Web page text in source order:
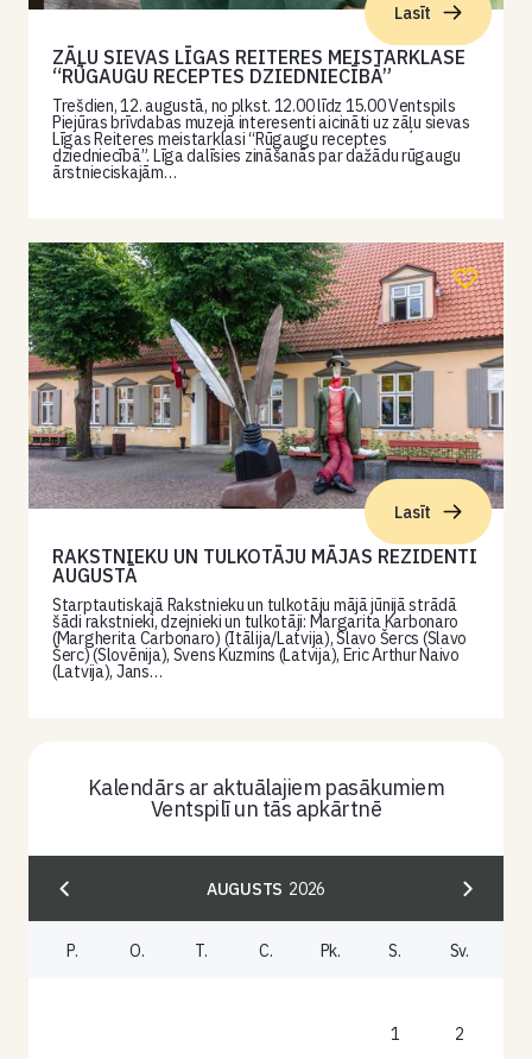
Lasīt
ZĀĻU SIEVAS LĪGAS REITERES MEISTARKLASE
“RŪGAUGU RECEPTES DZIEDNIECĪBĀ”
Trešdien, 12. augustā, no plkst. 12.00 līdz 15.00 Ventspils
Piejūras brīvdabas muzejā interesenti aicināti uz zāļu sievas
Līgas Reiteres meistarklasi “Rūgaugu receptes
dziedniecībā”. Līga dalīsies zināšanās par dažādu rūgaugu
ārstnieciskajām…
Lasīt
RAKSTNIEKU UN TULKOTĀJU MĀJAS REZIDENTI
AUGUSTĀ
Starptautiskajā Rakstnieku un tulkotāju mājā jūnijā strādā
šādi rakstnieki, dzejnieki un tulkotāji: Margarita Karbonaro
(Margherita Carbonaro) (Itālija/Latvija), Slavo Šercs (Slavo
Šerc) (Slovēnija), Svens Kuzmins (Latvija), Eric Arthur Naivo
(Latvija), Jans…
Kalendārs ar aktuālajiem pasākumiem
Ventspilī un tās apkārtnē
AUGUSTS 2026
P. O. T. C. Pk. S. Sv.
1 2